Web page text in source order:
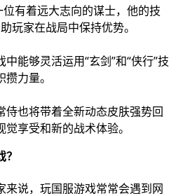
有着远大志向的谋士，他的技
玩家在战局中保持优势。
够灵活运用“玄剑”和“侠行”技
力量。
也将带着全新动态皮肤强势回
享受和新的战术体验。
说，玩国服游戏常常会遇到网